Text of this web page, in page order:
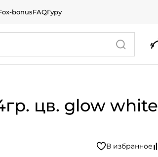
bonusFAQГуру
цв. glow white